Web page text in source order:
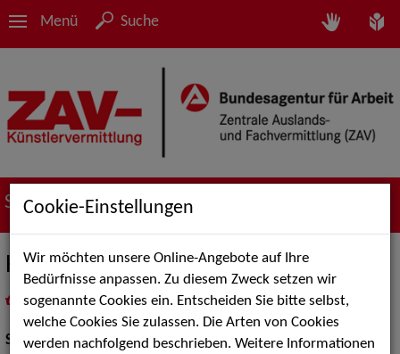
Menü Suche
Suche nach Künstler*innen
Hannah von Peinen
als PDF speichern
inMeine Merklistelegen
Schauspiel:Bühne
Cookie-Einstellungen
Wir möchten unsere Online-Angebote auf Ihre
Bedürfnisse anpassen. Zu diesem Zweck setzen wir
sogenannte Cookies ein. Entscheiden Sie bitte selbst,
welche Cookies Sie zulassen. Die Arten von Cookies
werden nachfolgend beschrieben. Weitere Informationen